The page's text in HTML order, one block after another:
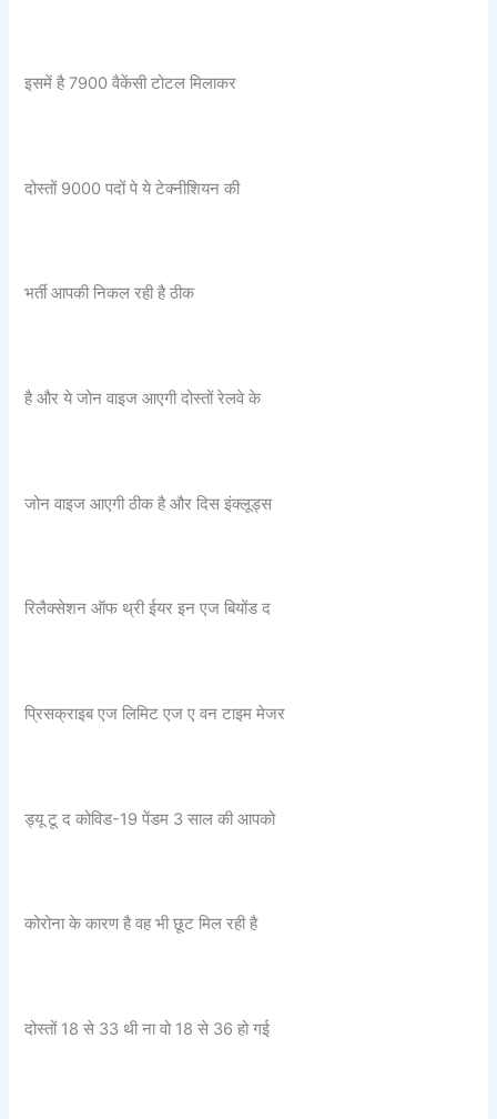
इसमें है 7900 वैकेंसी टोटल मिलाकर
दोस्तों 9000 पदों पे ये टेक्नीशियन की
भर्ती आपकी निकल रही है ठीक
है और ये जोन वाइज आएगी दोस्तों रेलवे के
जोन वाइज आएगी ठीक है और दिस इंक्लूड्स
रिलैक्सेशन ऑफ थ्री ईयर इन एज बियोंड द
प्रिसक्राइब एज लिमिट एज ए वन टाइम मेजर
ड्यू टू द कोविड-19 पेंडम 3 साल की आपको
कोरोना के कारण है वह भी छूट मिल रही है
दोस्तों 18 से 33 थी ना वो 18 से 36 हो गई